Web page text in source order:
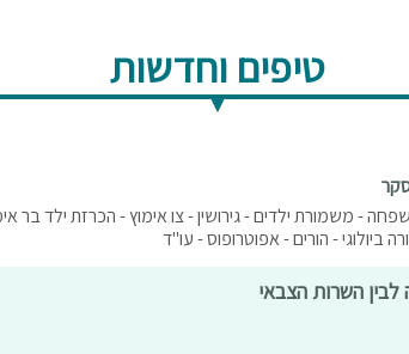
טיפים וחדשות
- משמורת ילדים - גירושין - צו אימוץ - הכרזת ילד בר
ביולוגי - הורים - אפוטרופוס - עו"ד
לבין השרות הצבאי